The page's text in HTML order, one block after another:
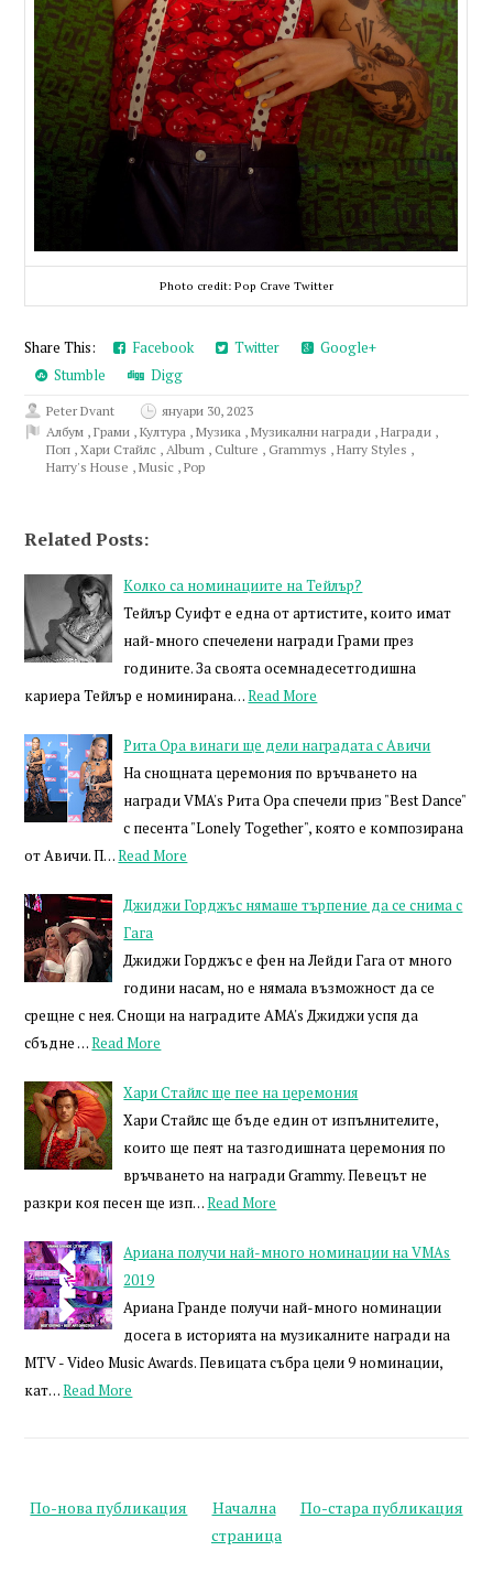
Photo credit: Pop Crave Twitter
Share This: Facebook Twitter
Google+
Stumble
Digg
Peter Dvant
януари 30, 2023
Албум ,Грами ,Култура ,Музика ,Музикални награди ,Награди ,
Поп ,Хари Стайлс ,Album , Culture , Grammys ,Harry Styles ,
Harry's House ,Music ,Pop
Related Posts:
Колко са номинациите на Тейлър?
Тейлър Суифт е една от артистите, които имат
най-много спечелени награди Грами през
годините. За своята осемнадесетгодишна
кариера Тейлър е номинирана…Read More
Рита Ора винаги ще дели наградата с Авичи
На снощната церемония по връчването на
награди VMA's Рита Ора спечели приз "Best Dance"
с песента "Lonely Together", която е композирана
от Авичи. П…Read More
Джиджи Горджъс нямаше търпение да се снима с
Гага
Джиджи Горджъс е фен на Лейди Гага от много
години насам, но е нямала възможност да се
срещне с нея. Снощи на наградите AMA's Джиджи успя да
сбъдне …Read More
Хари Стайлс ще пее на церемония
Хари Стайлс ще бъде един от изпълнителите,
които ще пеят на тазгодишната церемония по
връчването на награди Grammy. Певецът не
разкри коя песен ще изп…Read More
Ариана получи най-много номинации на VMAs
2019
Ариана Гранде получи най-много номинации
досега в историята на музикалните награди на
MTV - Video Music Awards. Певицата събра цели 9 номинации,
кат…Read More
По-нова публикация По-стара публикация
Начална
страница